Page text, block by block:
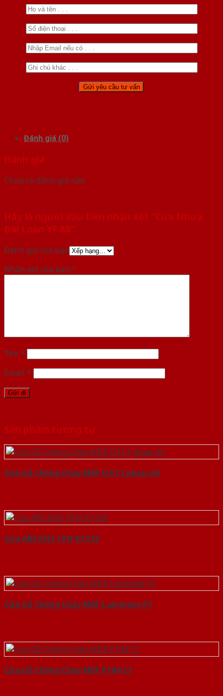
Đánh giá (0)
Đánh giá
Chưa có đánh giá nào.
Hãy là người đầu tiên nhận xét “Cửa Nhựa
Đài Loan YF 88”
Đánh giá của bạn
Nhận xét của bạn *
Tên *
Email *
Sản phẩm tương tự
Cửa Gỗ Chống Cháy MDF O4 C1 phao chi
Cửa ABS KOS 101F K1129
Cửa Gỗ Chống Cháy MDF Laminate P1
Cửa Gỗ Chống Cháy MDF P1R4 C1